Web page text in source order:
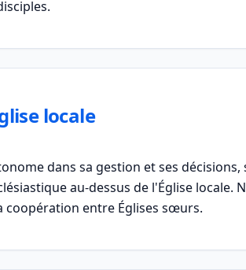
locale
dans sa gestion et ses
au-dessus de l'Église
entre Églises sœurs.